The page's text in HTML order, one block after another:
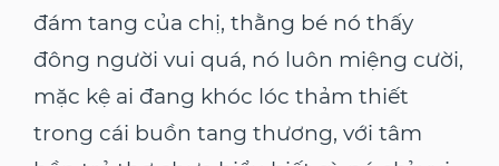
đám tang của chị, thằng bé nó thấy
đông người vui quá, nó luôn miệng cười,
mặc kệ ai đang khóc lóc thảm thiết
trong cái buồn tang thương, với tâm